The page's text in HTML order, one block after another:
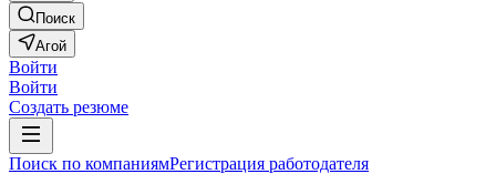
Поиск
Агой
Войти
Войти
Создать резюме
Поиск по компаниямРегистрация работодателя